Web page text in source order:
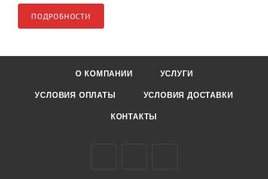
ПОДРОБНОСТИ
О КОМПАНИИ УСЛУГИ
УСЛОВИЯ ОПЛАТЫ УСЛОВИЯ ДОСТАВКИ
КОНТАКТЫ